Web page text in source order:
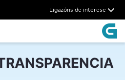
(TUNAILigazóns de interese